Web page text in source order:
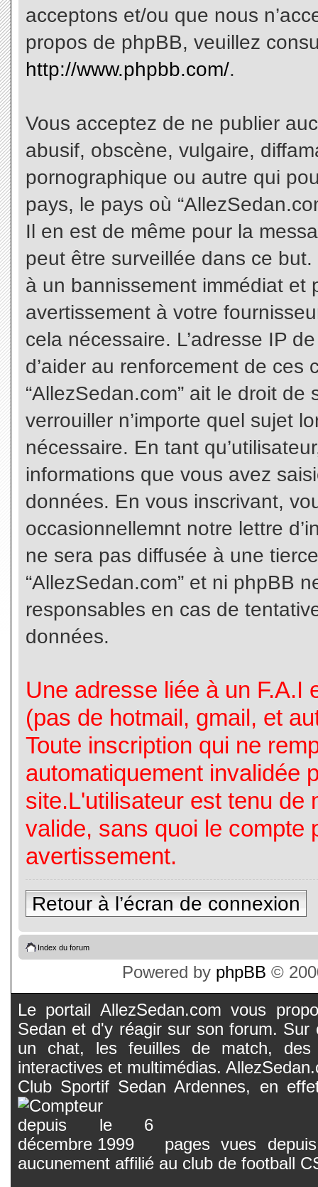
acceptons et/ou que nous
propos de phpBB, veuillez
http://www.phpbb.com/.
Vous acceptez de ne publier
abusif, obscène, vulgaire,
pornographique ou autre qui
pays, le pays où
Il en est de même pour la
peut être surveillée dans ce
à un bannissement immédiat et
avertissement à votre
cela nécessaire. L’adresse IP
d’aider au renforcement de
“AllezSedan.com” ait le droit de
verrouiller n’importe quel sujet
nécessaire. En tant
informations que vous avez
données. En vous inscrivant,
occasionnellemnt notre lettre
ne sera pas diffusée à une
“AllezSedan.com” et ni phpBB
responsables en cas de
données.
Une adresse liée à un F.A.I
(pas de hotmail, gmail, et
Toute inscription qui ne
automatiquement invalidée
site.L'utilisateur est tenu de
valide, sans quoi le compte
avertissement.
Retour à l’écran de connexion
Index du forum
Powered by phpBB ©
Le portail AllezSedan.com vous
Sedan et d'y réagir sur son forum.
un chat, les feuilles de match, des
interactives et multimédias.
Club Sportif Sedan Ardennes, en
pages vues
aucunement affilié au club de football